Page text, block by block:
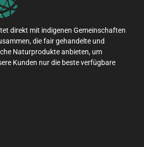
direkt mit indigenen Gemeinschaften
die fair gehandelte und
Naturprodukte anbieten, um
Kunden nur die beste verfügbare